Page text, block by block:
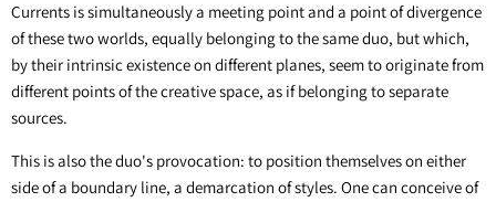
Currents is simultaneously a meeting point and a point of divergence
of these two worlds, equally belonging to the same duo, but which,
by their intrinsic existence on different planes, seem to originate from
different points of the creative space, as if belonging to separate
sources.
This is also the duo's provocation: to position themselves on either
side of a boundary line, a demarcation of styles. One can conceive of